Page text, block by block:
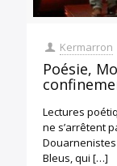
Kermarron
Poésie,
Lectures
ne s’arrêtent
Douarnenistes
Bleus, qui […]